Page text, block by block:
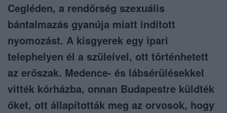
Cegléden, a rendőrség szexuális
bántalmazás gyanúja miatt indított
nyomozást. A kisgyerek egy ipari
telephelyen él a szüleivel, ott történhetett
az erőszak. Medence- és lábsérülésekkel
vitték kórházba, onnan Budapestre küldték
őket, ott állapították meg az orvosok, hogy